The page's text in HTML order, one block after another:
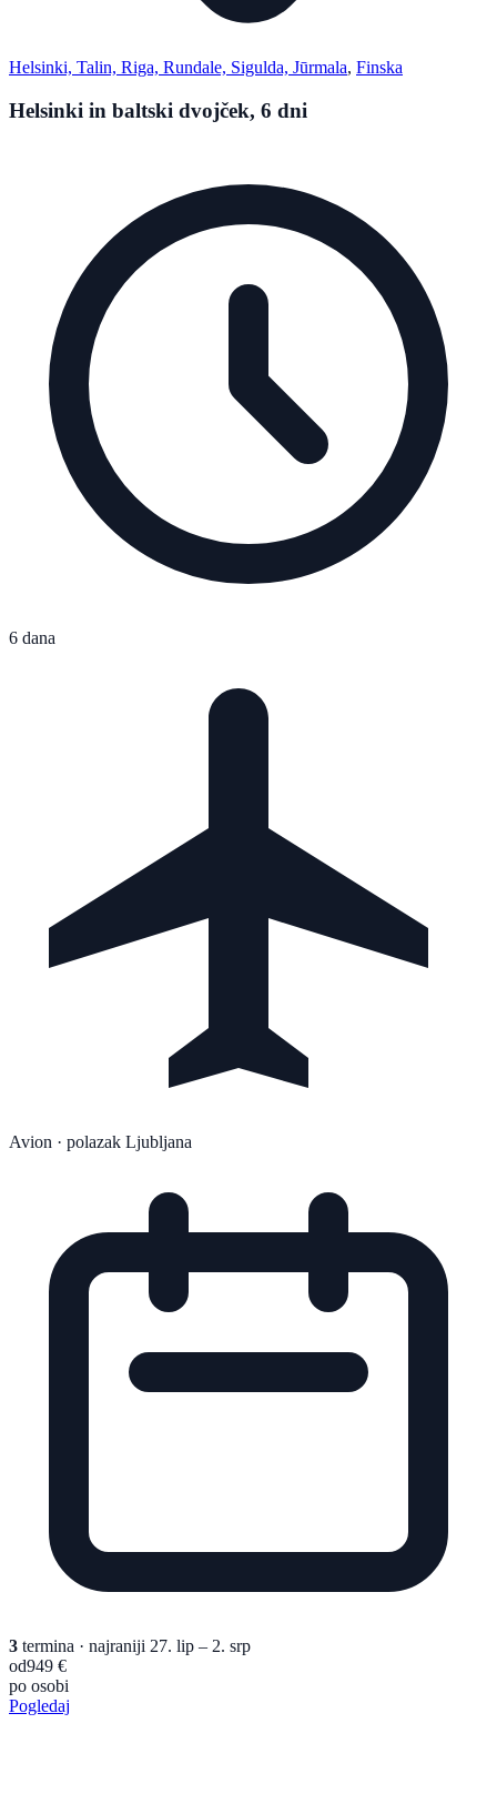
Helsinki, Talin, Riga, Rundale, Sigulda, Jūrmala, Finska
Helsinki in baltski dvojček, 6 dni
6 dana
Avion · polazak Ljubljana
3 termina · najraniji 27. lip – 2. srp
od949 €
po osobi
Pogledaj